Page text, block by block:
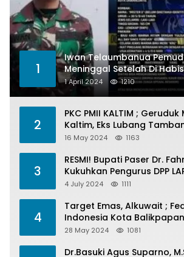
1
Iwan Telaumbanua
Meninggal Setelah Di
1 April 2024 1210
2
PKC PMII KALTIM ;
Kaltim, Eks Lubang
Menelan Korban
16 May 2024 1163
3
RESMI! Bupati Paser Dr.
Kukuhkan Pengurus DPP
4 July 2024 1111
4
Target Emas, Alkuwait ;
Indonesia Kota
Barometer Prestasi Di Kaltim
28 May 2024 1081
Dr.Basuki Agus Suparno,